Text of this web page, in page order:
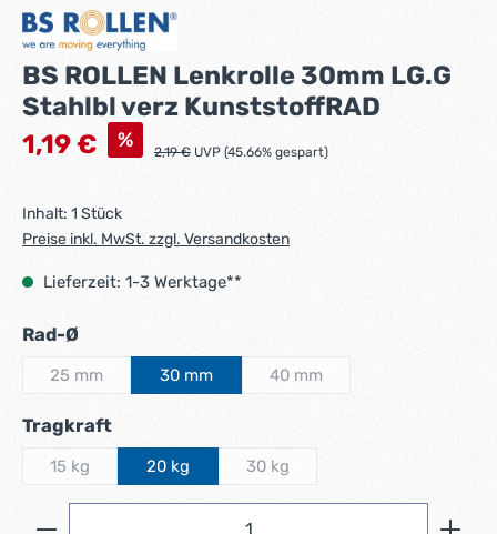
BS ROLLEN Lenkrolle 30mm LG.G
Stahlbl verz KunststoffRAD
Verkaufspreis:
1,19 € % Regulärer Preis:
2,19 € UVP (45.66% gespart)
Inhalt: 1 Stück
Preise inkl. MwSt. zzgl. Versandkosten
Lieferzeit: 1-3 Werktage**
Rad-Ø
25 mm
(Diese Option ist zurzeit nicht verfügbar.)
30 mm 40 mm
Tragkraftauswählen
15 kg
(Diese Option ist zurzeit nicht verfügbar.)
20 kg 30 kg
(Diese Option ist zurzeit nicht
Produkt Anzahl: Gib den gewünschten Wert ein